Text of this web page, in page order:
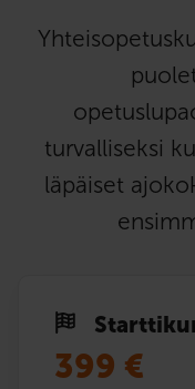
turvalliseksi
läpäiset
399 €